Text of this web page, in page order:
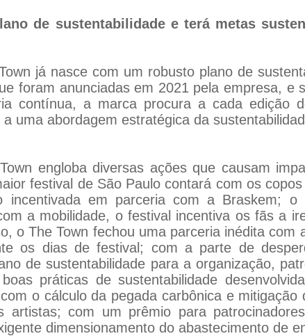
de sustentabilidade e terá metas
já nasce com um robusto plano de
foram anunciadas em 2021 pela empresa, e
contínua, a marca procura a cada edição
uma abordagem estratégica da
engloba diversas ações que causam
festival de São Paulo contará com os
incentivada em parceria com a Braskem;
a mobilidade, o festival incentiva os fãs a
o The Town fechou uma parceria inédita com
os dias de festival; com a parte de
de sustentabilidade para a organização,
práticas de sustentabilidade
o cálculo da pegada carbônica e
artistas; com um prêmio para
dimensionamento do abastecimento de